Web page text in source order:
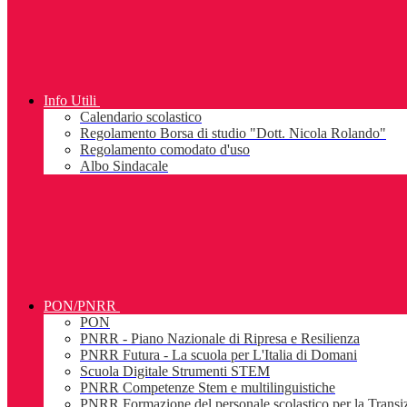
Info Utili
Calendario scolastico
Regolamento Borsa di studio "Dott. Nicola Rolando"
Regolamento comodato d'uso
Albo Sindacale
PON/PNRR
PON
PNRR - Piano Nazionale di Ripresa e Resilienza
PNRR Futura - La scuola per L'Italia di Domani
Scuola Digitale Strumenti STEM
PNRR Competenze Stem e multilinguistiche